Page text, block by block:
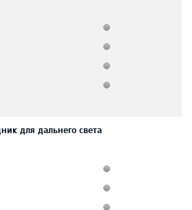
для дальнего света